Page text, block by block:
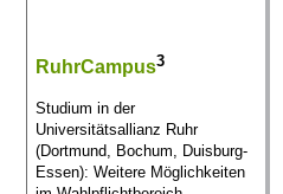
RuhrCampus3
Studium in der
Universitätsallianz Ruhr
(Dortmund, Bochum, Duisburg-
Essen): Weitere Möglichkeiten